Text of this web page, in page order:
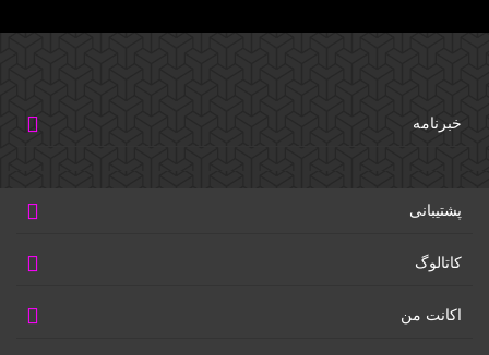
خبرنامه
پشتیبانی
کاتالوگ
اکانت من